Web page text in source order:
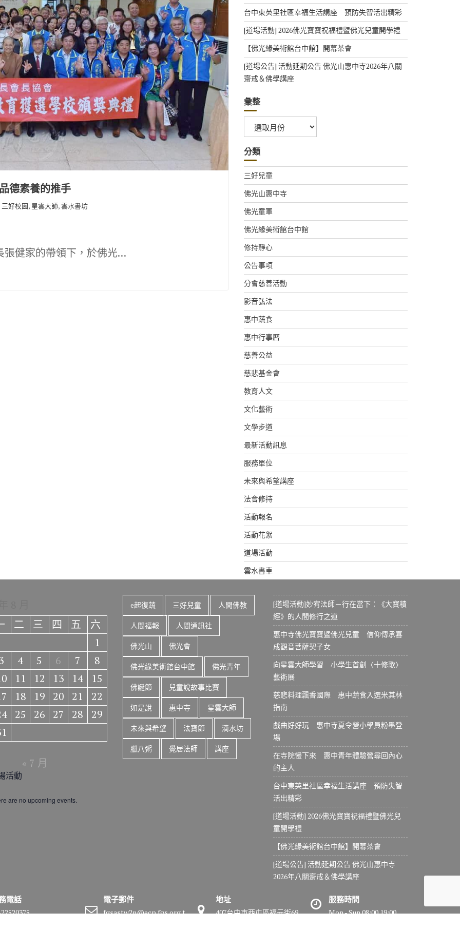
德素養的推手
三好校園, 星雲大師,雲水書坊
張健家的帶領下，於佛光…
台中東英里社區幸福生活講座 預防失智活出精彩
[道場活動] 2026佛光寶寶祝福禮暨佛光兒童開學禮
【佛光緣美術館台中館】開幕茶會
[道場公告] 活動延期公告 佛光山惠中寺2026年八關
齋戒＆佛學講座
彙整
整
分類
三好兒童
佛光山惠中寺
佛光童軍
佛光緣美術館台中館
修持靜心
公告事項
分會慈善活動
影音弘法
惠中蔬食
惠中行事曆
慈善公益
慈悲基金會
教育人文
文化藝術
文學步道
最新活動訊息
服務單位
未來與希望講座
法會修持
活動報名
活動花絮
道場活動
雲水書車
二 三 四 五
六
1
3 4 5 6 7
8
11 12 13 14
15
18 19 20 21
22
25 26 27 28
29
« 7 月
活動
are no upcoming events.
e起復蔬 三好兒童 人間佛教
人間福報 人間通訊社
佛光山 佛光會
佛光緣美術館台中館 佛光青年
佛誕節 兒童說故事比賽
如是說 惠中寺 星雲大師
未來與希望 法寶節 滴水坊
臘八粥 覺居法師 講座
[道場活動]妙宥法師－行在當下：《大寶積
經》的人間修行之道
惠中寺佛光寶寶暨佛光兒童 信仰傳承喜
成觀音菩薩契子女
向星雲大師學習 小學生首創〈十修歌〉
藝術展
慈悲料理飄香國際 惠中蔬食入選米其林
指南
戲曲好好玩 惠中寺夏令營小學員粉墨登
場
在寺院慢下來 惠中青年體驗營尋回內心
的主人
台中東英里社區幸福生活講座 預防失智
活出精彩
[道場活動] 2026佛光寶寶祝福禮暨佛光兒
童開學禮
【佛光緣美術館台中館】開幕茶會
[道場公告] 活動延期公告 佛光山惠中寺
2026年八關齋戒＆佛學講座
電話
電子郵件
fgsastw2n@ecp.fgs.org.t
地址
407台中市西屯區福元街69
服務時間
Mon - Sun 08:00 19:00